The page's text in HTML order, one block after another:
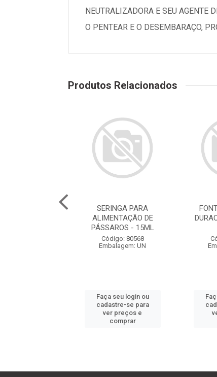
NEUTRALIZADORA E SEU AGENTE
O PENTEAR E O DESEMBARAÇO,
Produtos Relacionados
SERINGA PARA
ALIMENTAÇÃO DE
PÁSSAROS - 15ML
Código: 80568
Embalagem: UN
Faça seu login ou
cadastre-se para
ver preços e
comprar